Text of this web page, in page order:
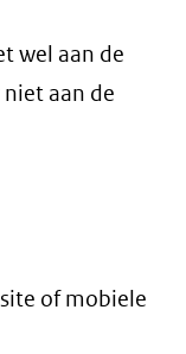
wel aan de
aan de
of mobiele